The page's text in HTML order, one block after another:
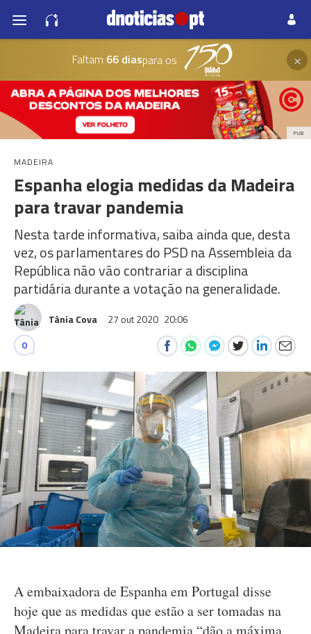
Faltam 66 diaspara os ×
PUB
MADEIRA
Espanha elogia medidas da Madeira
para travar pandemia
Nesta tarde informativa, saiba ainda que, desta
vez, os parlamentares do PSD na Assembleia da
República não vão contrariar a disciplina
partidária durante a votação na generalidade.
Tânia Cova 27 out 2020 20:06
0
A embaixadora de Espanha em Portugal disse
hoje que as medidas que estão a ser tomadas na
Madeira para travar a pandemia “dão a máxima